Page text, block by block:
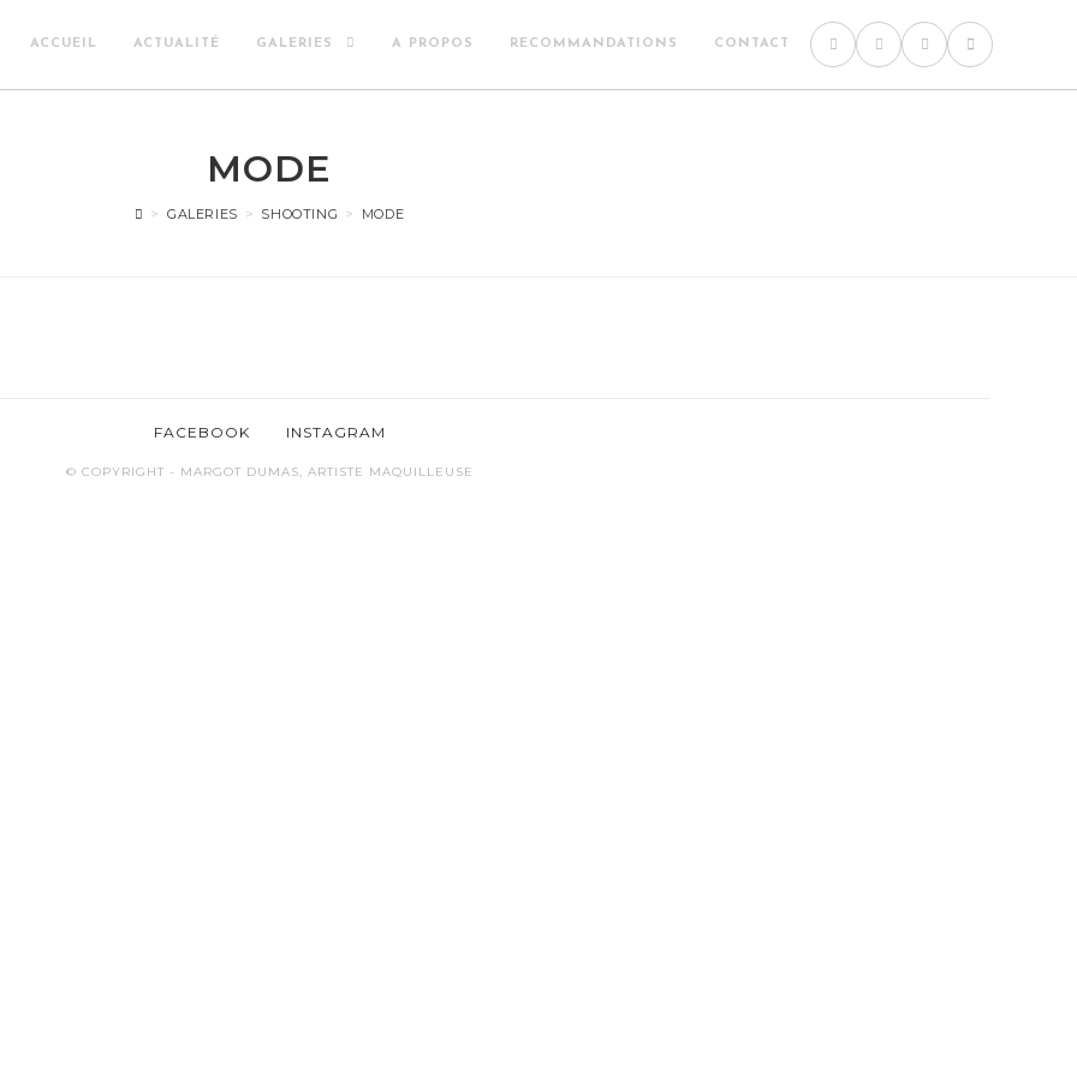
ACCUEIL ACTUALITÉ GALERIES A PROPOS RECOMMANDATIONS CONTACT
MODE
> GALERIES > SHOOTING > MODE
FACEBOOK INSTAGRAM
© COPYRIGHT - MARGOT DUMAS, ARTISTE MAQUILLEUSE